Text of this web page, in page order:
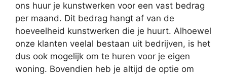
ons huur je kunstwerken voor een vast bedrag
per maand. Dit bedrag hangt af van de
hoeveelheid kunstwerken die je huurt. Alhoewel
onze klanten veelal bestaan uit bedrijven, is het
dus ook mogelijk om te huren voor je eigen
woning. Bovendien heb je altijd de optie om